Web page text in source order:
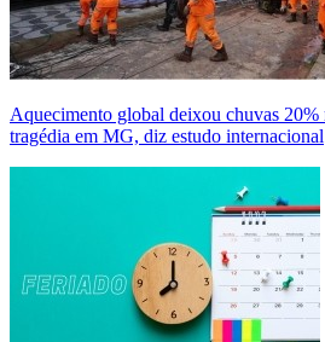
Aquecimento global deixou chuvas 20%
tragédia em MG, diz estudo internacional